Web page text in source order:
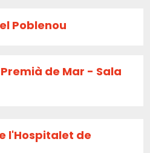
Poblenou
de Mar - Sala
l'Hospitalet de